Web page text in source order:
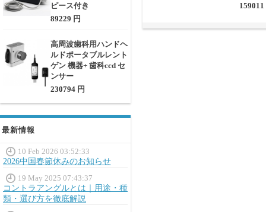
ピース付き
89229 円
高周波歯科用ハンドヘ
ルドポータブルレント
ゲン 機器+ 歯科ccd セ
ンサー
230794 円
最新情報
10 Feb 2026 03:52:33
2026中国春節休みのお知らせ
19 May 2025 07:43:37
コントラアングルとは｜用途・種
類・選び方を徹底解説
159011